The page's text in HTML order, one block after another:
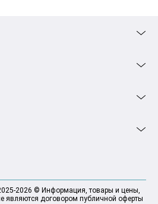
2026 © Информация, товары и цены,
являются договором публичной оферты